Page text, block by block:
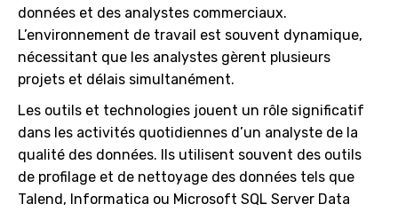
données et des analystes commerciaux.
L’environnement de travail est souvent dynamique,
nécessitant que les analystes gèrent plusieurs
projets et délais simultanément.
Les outils et technologies jouent un rôle significatif
dans les activités quotidiennes d’un analyste de la
qualité des données. Ils utilisent souvent des outils
de profilage et de nettoyage des données tels que
Talend, Informatica ou Microsoft SQL Server Data